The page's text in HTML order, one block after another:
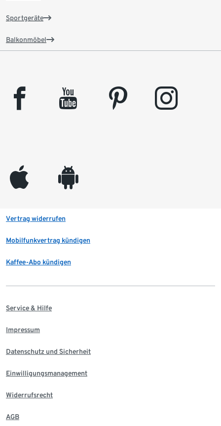
Sportgeräte
Balkonmöbel
facebook youtube pinterest instagram
appleinc android
Vertrag widerrufen
Mobilfunkvertrag kündigen
Kaffee-Abo kündigen
Service & Hilfe
Impressum
Datenschutz und Sicherheit
Einwilligungsmanagement
Widerrufsrecht
AGB